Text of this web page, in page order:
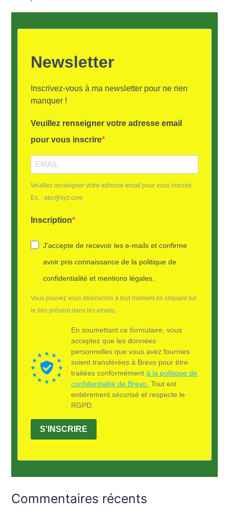
Newsletter
Inscrivez-vous à ma newsletter pour ne rien
manquer !
Veuillez renseigner votre adresse email
pour vous inscrire
Veuillez renseigner votre adresse email pour vous inscrire.
Ex. : abc@xyz.com
Inscription
J'accepte de recevoir les e-mails et confirme
avoir pris connaissance de la politique de
confidentialité et mentions légales.
Vous pouvez vous désinscrire à tout moment en cliquant sur
le lien présent dans les emails.
En soumettant ce formulaire, vous
acceptez que les données
personnelles que vous avez fournies
soient transférées à Brevo pour être
traitées conformémentà la politique de
confidentialité de Brevo. Tout est
entièrement sécurisé et respecte le
RGPD.
S'INSCRIRE
Commentaires récents